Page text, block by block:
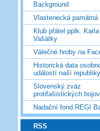
Background
Vlastenecká
Klub přátel pplk. Karla
Vašátky
Válečné hroby na
Historická data
událostí naší republiky
Slovenský zväz
protifašistických
Nadační fond REGI
RSS